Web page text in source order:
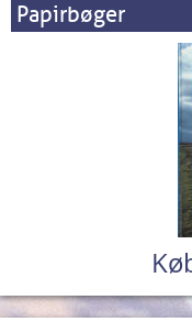
Papirbøger